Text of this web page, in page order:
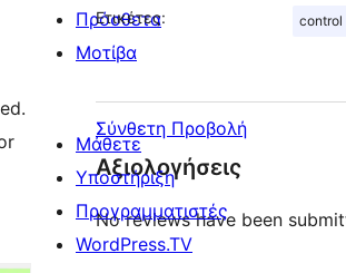
Ετικέτες: control
Σύνθετη Προβολή
Αξιολογήσεις
No reviews have been
Πρόσθετα
Μοτίβα
Μάθετε
Υποστήριξη
Προγραμματιστές
WordPress.TV